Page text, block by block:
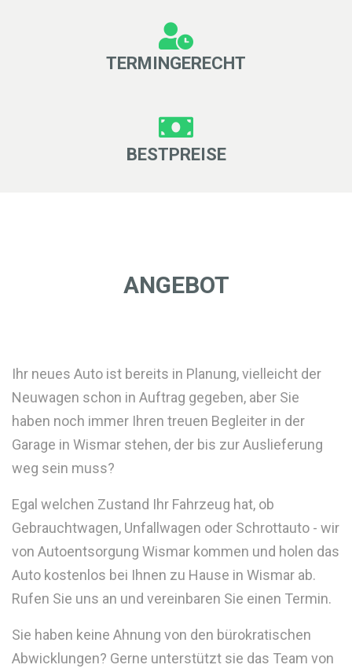
TERMINGERECHT
BESTPREISE
ANGEBOT
Ihr neues Auto ist bereits in Planung, vielleicht der
Neuwagen schon in Auftrag gegeben, aber Sie
haben noch immer Ihren treuen Begleiter in der
Garage in Wismar stehen, der bis zur Auslieferung
weg sein muss?
Egal welchen Zustand Ihr Fahrzeug hat, ob
Gebrauchtwagen, Unfallwagen oder Schrottauto - wir
von Autoentsorgung Wismar kommen und holen das
Auto kostenlos bei Ihnen zu Hause in Wismar ab.
Rufen Sie uns an und vereinbaren Sie einen Termin.
Sie haben keine Ahnung von den bürokratischen
Abwicklungen? Gerne unterstützt sie das Team von